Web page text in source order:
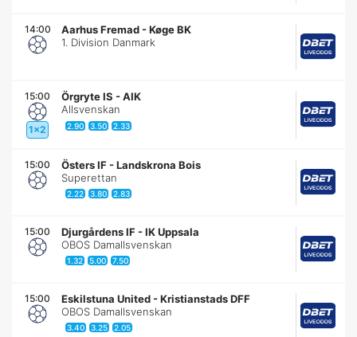
14:00 Aarhus Fremad -Køge BK
1. Division Danmark
15:00
1x2
Örgryte IS -AIK
Allsvenskan
2.90 3.50 2.33
15:00 Östers IF -Landskrona Bois
Superettan
2.22 3.80 2.83
15:00 Djurgårdens IF -IK Uppsala
OBOS Damallsvenskan
1.32 5.00 7.50
15:00 Eskilstuna United -Kristianstads DFF
OBOS Damallsvenskan
3.40 3.25 2.05